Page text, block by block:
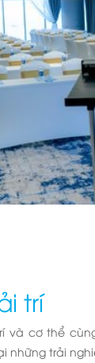
trí
và cơ thể
những trải